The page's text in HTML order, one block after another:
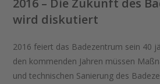
2016 – Die Zukunft des
wird diskutiert
2016 feiert das Badezentrum sein 40
den kommenden Jahren müssen
und technischen Sanierung des